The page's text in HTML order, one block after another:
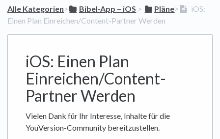
Alle Kategorien​>​ ​Bibel-App – iOS ​ > ​ ​Pläne​>​
iOS:
Einen Plan Einreichen/Content-Partner Werden
iOS: Einen Plan
Einreichen/Content-
Partner Werden
Vielen Dank für Ihr Interesse, Inhalte für die
YouVersion-Community bereitzustellen.